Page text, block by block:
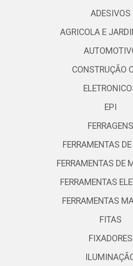
ADESIVOS
AGRICOLA E
CONSTRUÇÃO
EPI
FERRAGENS
FERRAMENTAS DE
FERRAMENTAS DE
FERRAMENTAS
FERRAMENTAS
FITAS
FIXADORES